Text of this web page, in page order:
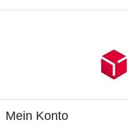
Mein Konto